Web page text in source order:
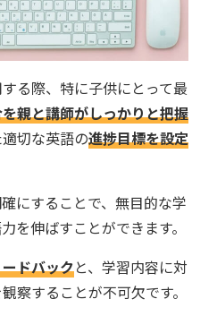
る際、特に子供にとって最
親と講師がしっかりと把握
切な英語の進捗目標を設定
にすることで、無目的な学
を伸ばすことができます。
ドバックと、学習内容に対
察することが不可欠です。